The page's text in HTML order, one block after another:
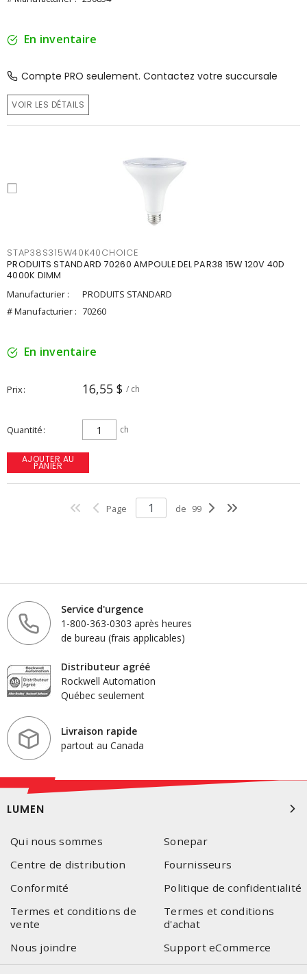
En inventaire
Compte PRO seulement. Contactez votre succursale
VOIR LES DÉTAILS
STAP38S315W40K40CHOICE
PRODUITS STANDARD 70260 AMPOULE DEL PAR38 15W 120V 40D
4000K DIMM
Manufacturier :
PRODUITS STANDARD
# Manufacturier : 70260
En inventaire
Prix 16,55 $ / ch
Quantité ch
AJOUTER AU
PANIER
Page de 99
Service d'urgence
1-800-363-0303 après heures
de bureau (frais applicables)
Distributeur agréé
Rockwell Automation
Québec seulement
Livraison rapide
partout au Canada
LUMEN
Qui nous sommes
Sonepar
Centre de distribution
Fournisseurs
Conformité
Politique de confidentialité
Termes et conditions de
vente
Termes et conditions
d'achat
Nous joindre
Support eCommerce